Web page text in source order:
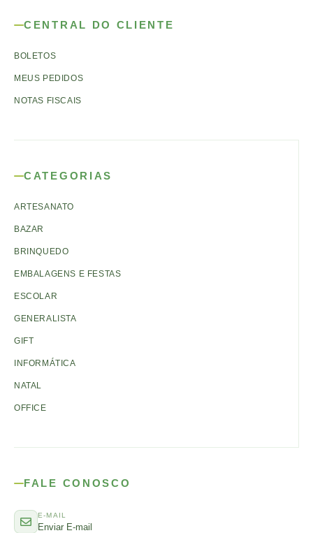
CENTRAL DO CLIENTE
BOLETOS
MEUS PEDIDOS
NOTAS FISCAIS
CATEGORIAS
ARTESANATO
BAZAR
BRINQUEDO
EMBALAGENS E FESTAS
ESCOLAR
GENERALISTA
GIFT
INFORMÁTICA
NATAL
OFFICE
FALE CONOSCO
E-MAIL
Enviar E-mail